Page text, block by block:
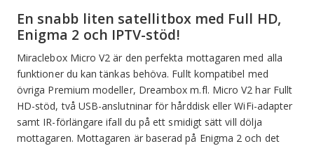
En snabb liten satellitbox med Full HD,
Enigma 2 och IPTV-stöd!
Miraclebox Micro V2 är den perfekta mottagaren med alla
funktioner du kan tänkas behöva. Fullt kompatibel med
övriga Premium modeller, Dreambox m.fl. Micro V2 har Fullt
HD-stöd, två USB-anslutninar för hårddisk eller WiFi-adapter
samt IR-förlängare ifall du på ett smidigt sätt vill dölja
mottagaren. Mottagaren är baserad på Enigma 2 och det